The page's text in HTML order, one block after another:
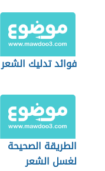
فوائد تدليك الشعر
الطريقة الصحيحة
لغسل الشعر